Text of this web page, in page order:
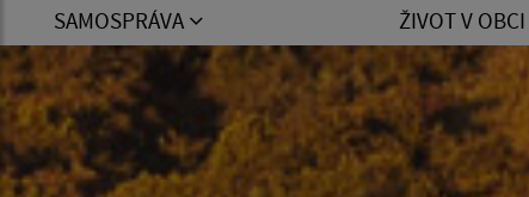
SAMOSPRÁVA ŽIVOT V OBCI